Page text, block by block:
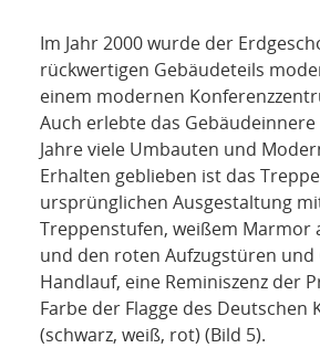
Im Jahr 2000 wurde der
rückwertigen Gebäudeteils
einem modernen
Auch erlebte das
Jahre viele Umbauten und
Erhalten geblieben ist das
ursprünglichen Ausgestaltung
Treppenstufen, weißem Marmor
und den roten Aufzugstüren und
Handlauf, eine Reminiszenz der
Farbe der Flagge des Deutschen
(schwarz, weiß, rot) (Bild 5).